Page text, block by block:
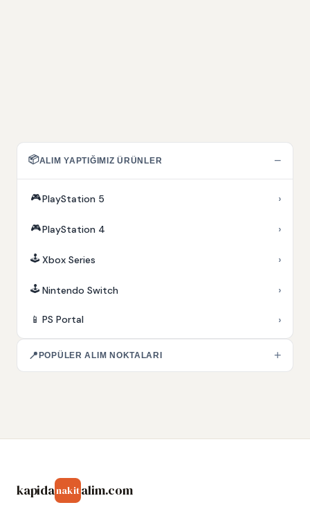
📦ALIM YAPTIĞIMIZ ÜRÜNLER −
🎮PlayStation 5 ›
🎮PlayStation 4 ›
🕹️ Xbox Series ›
🕹️ Nintendo Switch ›
📱 PS Portal ›
📍 POPÜLER ALIM NOKTALARI +
kapidanakitalim.com